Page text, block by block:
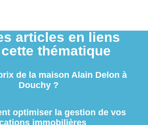
articles en liens
thématique
de la maison Alain Delon à
Douchy ?
optimiser la gestion de vos
immobilières